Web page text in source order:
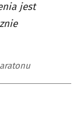
jest